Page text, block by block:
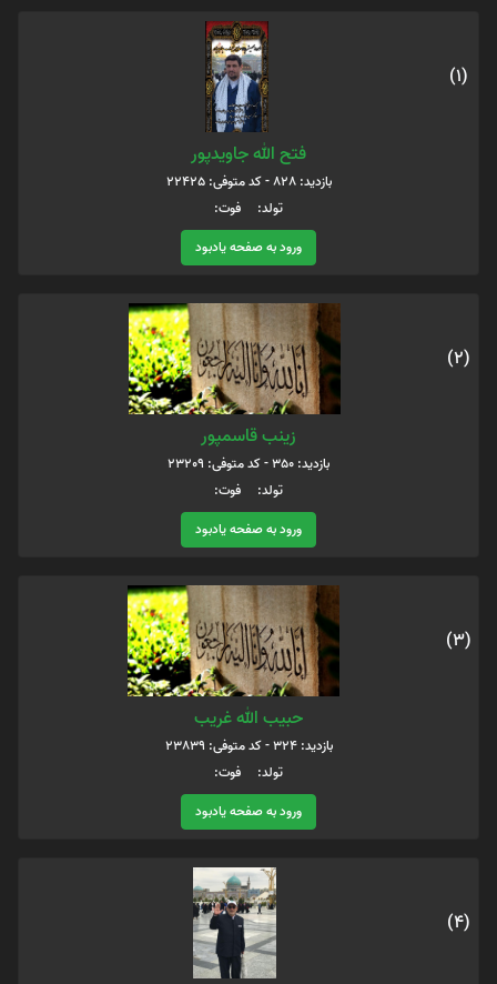
(1)
فتح الله جاویدپور
بازدید: 828 - کد متوفی: 22425
تولد: فوت:
ورود به صفحه یادبود
(2)
زینب قاسمپور
بازدید: 350 - کد متوفی: 23209
تولد: فوت:
ورود به صفحه یادبود
(3)
حبیب الله غریب
بازدید: 324 - کد متوفی: 23839
تولد: فوت:
ورود به صفحه یادبود
(4)